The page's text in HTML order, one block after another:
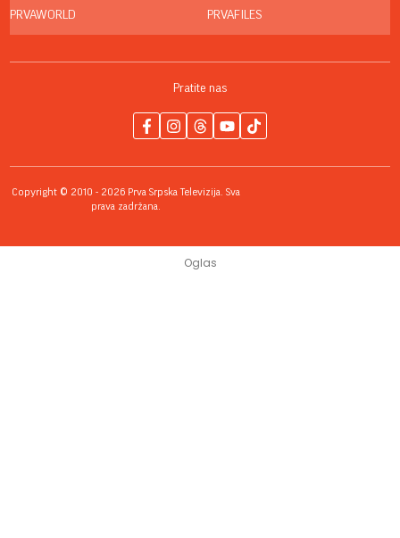
PRVAWORLD PRVAFILES
Pratite nas
Copyright © 2010 - 2026 Prva Srpska Televizija. Sva
prava zadržana.